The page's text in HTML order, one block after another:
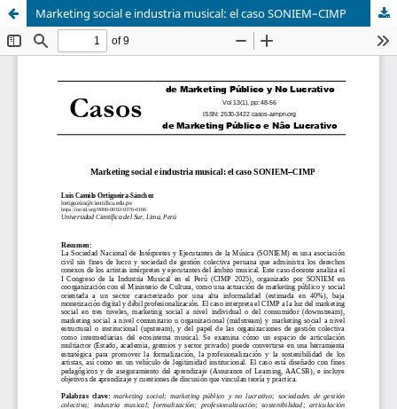
Marketing social e industria musical: el caso SONIEM–CIMP